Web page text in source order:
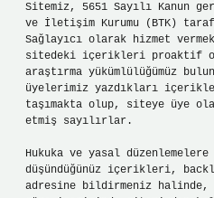
Sitemiz, 5651 Sayılı Kanun
ve İletişim Kurumu (BTK)
Sağlayıcı olarak hizmet
sitedeki içerikleri proaktif
araştırma yükümlülüğümüz
üyelerimiz yazdıkları
taşımakta olup, siteye üye
etmiş sayılırlar.
Hukuka ve yasal
düşündüğünüz içerikleri,
adresine bildirmeniz